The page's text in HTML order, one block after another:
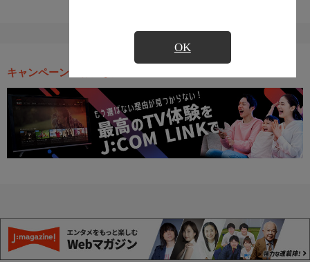
OK
キャンペーン・お得な情報